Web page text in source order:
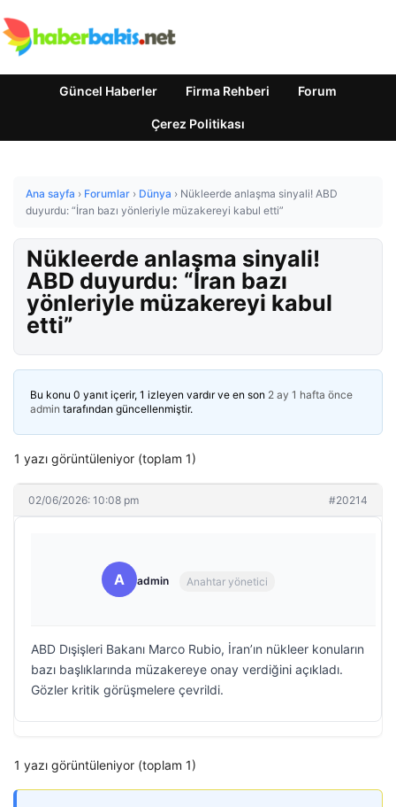
Güncel Haberler Firma Rehberi Forum
Çerez Politikası
Ana sayfa › Forumlar › Dünya › Nükleerde anlaşma sinyali! ABD
duyurdu: “İran bazı yönleriyle müzakereyi kabul etti”
Nükleerde anlaşma sinyali!
ABD duyurdu: “İran bazı
yönleriyle müzakereyi kabul
etti”
Bu konu 0 yanıt içerir, 1 izleyen vardır ve en son 2 ay 1 hafta önce
admin tarafından güncellenmiştir.
1 yazı görüntüleniyor (toplam 1)
02/06/2026: 10:08 pm #20214
A admin Anahtar yönetici
ABD Dışişleri Bakanı Marco Rubio, İran’ın nükleer konuların
bazı başlıklarında müzakereye onay verdiğini açıkladı.
Gözler kritik görüşmelere çevrildi.
1 yazı görüntüleniyor (toplam 1)